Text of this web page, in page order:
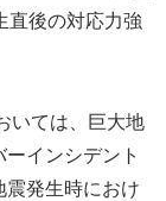
直後の対応力強
いては、巨大地
インシデント
震発生時におけ